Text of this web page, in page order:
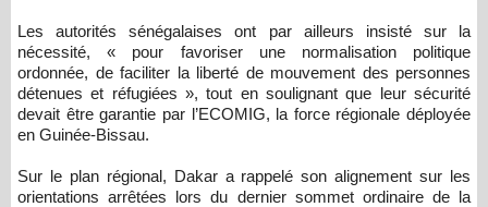
Les autorités sénégalaises ont par ailleurs insisté sur la
nécessité, « pour favoriser une normalisation politique
ordonnée, de faciliter la liberté de mouvement des personnes
détenues et réfugiées », tout en soulignant que leur sécurité
devait être garantie par l’ECOMIG, la force régionale déployée
en Guinée-Bissau.
Sur le plan régional, Dakar a rappelé son alignement sur les
orientations arrêtées lors du dernier sommet ordinaire de la